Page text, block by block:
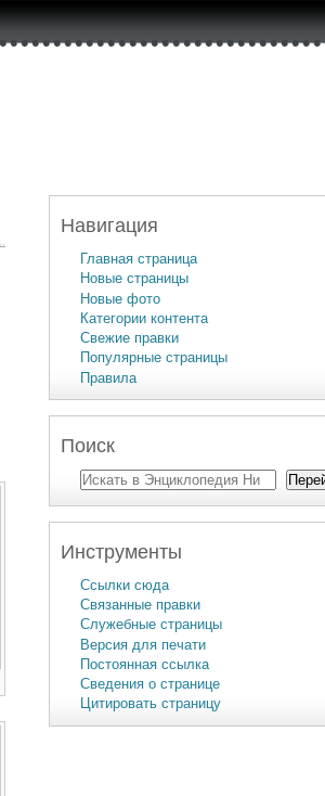
Навигация
Главная страница
Новые страницы
Новые фото
Категории контента
Свежие правки
Популярные страницы
Правила
Поиск
Инструменты
Ссылки сюда
Связанные правки
Служебные страницы
Версия для печати
Постоянная ссылка
Сведения о странице
Цитировать страницу